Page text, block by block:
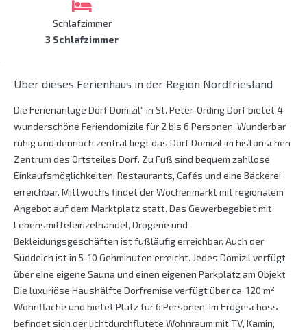
Schlafzimmer
3 Schlafzimmer
Über dieses Ferienhaus in der Region Nordfriesland
Die Ferienanlage Dorf Domizil“ in St. Peter-Ording Dorf bietet 4
wunderschöne Feriendomizile für 2 bis 6 Personen. Wunderbar
ruhig und dennoch zentral liegt das Dorf Domizil im historischen
Zentrum des Ortsteiles Dorf. Zu Fuß sind bequem zahllose
Einkaufsmöglichkeiten, Restaurants, Cafés und eine Bäckerei
erreichbar. Mittwochs findet der Wochenmarkt mit regionalem
Angebot auf dem Marktplatz statt. Das Gewerbegebiet mit
Lebensmitteleinzelhandel, Drogerie und
Bekleidungsgeschäften ist fußläufig erreichbar. Auch der
Süddeich ist in 5-10 Gehminuten erreicht. Jedes Domizil verfügt
über eine eigene Sauna und einen eigenen Parkplatz am Objekt
Die luxuriöse Haushälfte Dorfremise verfügt über ca. 120 m²
Wohnfläche und bietet Platz für 6 Personen. Im Erdgeschoss
befindet sich der lichtdurchflutete Wohnraum mit TV, Kamin,